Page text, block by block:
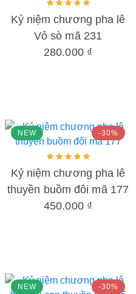
Kỷ niệm chương pha lê
Vỏ sò mã 231
280.000 ₫
NEW -30%
Kỷ niệm chương pha lê
thuyền buồm đôi mã 177
450.000 ₫
NEW -30%